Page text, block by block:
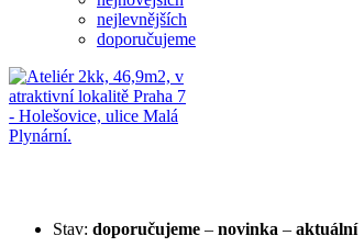
nejlevnějších
doporučujeme
Stav: doporučujeme – novinka – aktuální